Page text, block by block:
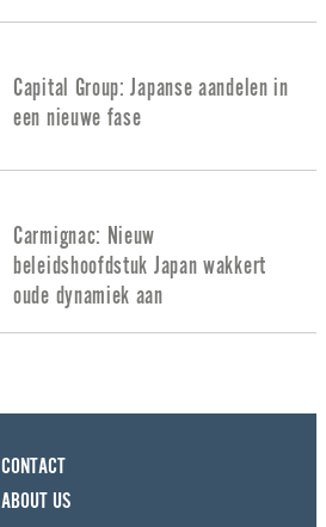
Capital Group: Japanse aandelen in
een nieuwe fase
Carmignac: Nieuw
beleidshoofdstuk Japan wakkert
oude dynamiek aan
CONTACT
ABOUT US